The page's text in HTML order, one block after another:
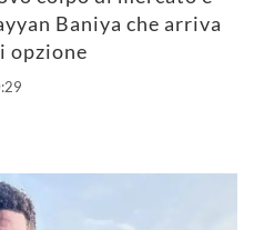
Baniya che arriva
opzione